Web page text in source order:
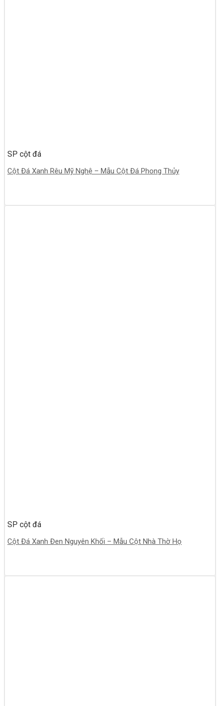
SP cột đá
Cột Đá Xanh Rêu Mỹ Nghệ – Mẫu Cột Đá Phong Thủy
SP cột đá
Cột Đá Xanh Đen Nguyên Khối – Mẫu Cột Nhà Thờ Họ